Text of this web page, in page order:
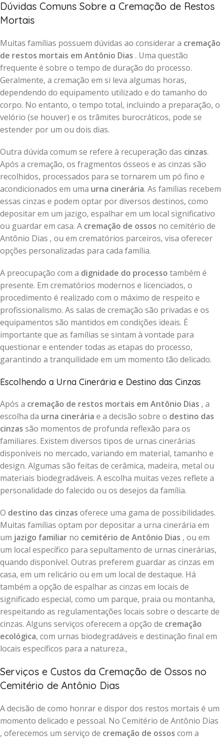
Dúvidas Comuns Sobre a Cremação de Restos
Mortais
Muitas famílias possuem dúvidas ao considerar a cremação
de restos mortais em Antônio Dias . Uma questão
frequente é sobre o tempo de duração do processo.
Geralmente, a cremação em si leva algumas horas,
dependendo do equipamento utilizado e do tamanho do
corpo. No entanto, o tempo total, incluindo a preparação, o
velório (se houver) e os trâmites burocráticos, pode se
estender por um ou dois dias.
Outra dúvida comum se refere à recuperação das cinzas.
Após a cremação, os fragmentos ósseos e as cinzas são
recolhidos, processados para se tornarem um pó fino e
acondicionados em uma urna cinerária. As famílias recebem
essas cinzas e podem optar por diversos destinos, como
depositar em um jazigo, espalhar em um local significativo
ou guardar em casa. A cremação de ossos no cemitério de
Antônio Dias , ou em crematórios parceiros, visa oferecer
opções personalizadas para cada família.
A preocupação com a dignidade do processo também é
presente. Em crematórios modernos e licenciados, o
procedimento é realizado com o máximo de respeito e
profissionalismo. As salas de cremação são privadas e os
equipamentos são mantidos em condições ideais. É
importante que as famílias se sintam à vontade para
questionar e entender todas as etapas do processo,
garantindo a tranquilidade em um momento tão delicado.
Escolhendo a Urna Cinerária e Destino das Cinzas
Após a cremação de restos mortais em Antônio Dias , a
escolha da urna cinerária e a decisão sobre o destino das
cinzas são momentos de profunda reflexão para os
familiares. Existem diversos tipos de urnas cinerárias
disponíveis no mercado, variando em material, tamanho e
design. Algumas são feitas de cerâmica, madeira, metal ou
materiais biodegradáveis. A escolha muitas vezes reflete a
personalidade do falecido ou os desejos da família.
O destino das cinzas oferece uma gama de possibilidades.
Muitas famílias optam por depositar a urna cinerária em
um jazigo familiar no cemitério de Antônio Dias , ou em
um local específico para sepultamento de urnas cinerárias,
quando disponível. Outras preferem guardar as cinzas em
casa, em um relicário ou em um local de destaque. Há
também a opção de espalhar as cinzas em locais de
significado especial, como um parque, praia ou montanha,
respeitando as regulamentações locais sobre o descarte de
cinzas. Alguns serviços oferecem a opção de cremação
ecológica, com urnas biodegradáveis e destinação final em
locais específicos para a natureza.,
Serviços e Custos da Cremação de Ossos no
Cemitério de Antônio Dias
A decisão de como honrar e dispor dos restos mortais é um
momento delicado e pessoal. No Cemitério de Antônio Dias
, oferecemos um serviço de cremação de ossos com a